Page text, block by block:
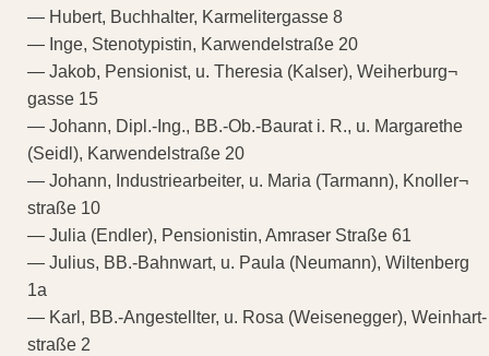
— Hubert, Buchhalter, Karmelitergasse 8
— Inge, Stenotypistin, Karwendelstraße 20
— Jakob, Pensionist, u. Theresia (Kalser), Weiherburg¬
gasse 15
— Johann, Dipl.-Ing., BB.-Ob.-Baurat i. R., u. Margarethe
(Seidl), Karwendelstraße 20
— Johann, Industriearbeiter, u. Maria (Tarmann), Knoller¬
straße 10
— Julia (Endler), Pensionistin, Amraser Straße 61
— Julius, BB.-Bahnwart, u. Paula (Neumann), Wiltenberg
1a
— Karl, BB.-Angestellter, u. Rosa (Weisenegger), Weinhart-
straße 2